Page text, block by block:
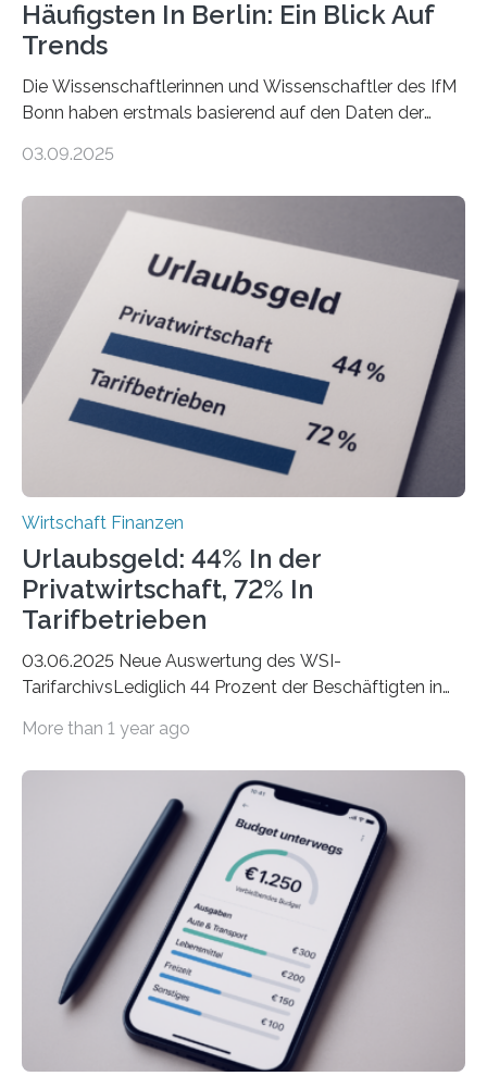
Häufigsten In Berlin: Ein Blick Auf
Trends
Die Wissenschaftlerinnen und Wissenschaftler des IfM
Bonn haben erstmals basierend auf den Daten der
Landkreise mit den meisten Gründungen von
ist demnach Berlin. Betrachtet man nur die Gründungen
der Freiberuflerinnen, so liegt Leipzig an der Spitze. In
Berlin starteten in 2024 die meisten Personen in eine
eigene freiberufliche Existenz, dahinter folgten die
Städte Hamburg, München und Köln. Betrachtet man
hingegen die Existenzgründungsintensität – die Anzahl
der freiberuflichen Gründungen je…
03.09.2025
Wirtschaft Finanzen
Urlaubsgeld: 44% In der
Privatwirtschaft, 72% In
Tarifbetrieben
03.06.2025 Neue Auswertung des WSI-
TarifarchivsLediglich 44 Prozent der Beschäftigten in
tarifgebundenen Betrieben ist der Anteil mit 72 Prozent
Unterkünfte fast überall deutlich teurer geworden. Für
viele Beschäftigte ist deshalb das zumeist im Juni oder
Juli ausgezahlte Urlaubsgeld ein wichtiger Faktor, um
sich den wohlverdienten Jahresurlaub leisten zu
können. Allerdings erhält mit 44 Prozent noch nicht
einmal die Hälfte aller Beschäftigten in der
Privatwirtschaft Urlaubsgeld. Zu diesem…
More than 1 year ago